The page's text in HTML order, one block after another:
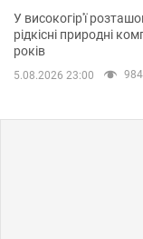
У високогір'ї
рідкісні природні
років
5.08.2026 23:00 984